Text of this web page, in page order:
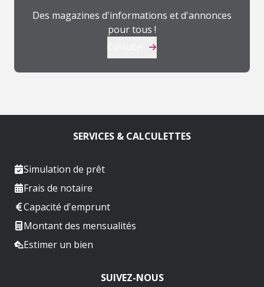
Des magazines d'informations et d'annonces
pour tous !
SERVICES & CALCULETTES
Simulation de prêt
Frais de notaire
Capacité d'emprunt
Montant des mensualités
Estimer un bien
SUIVEZ-NOUS